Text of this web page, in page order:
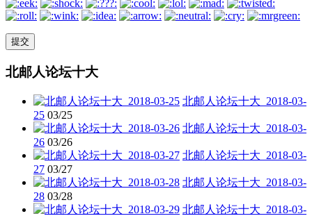
北邮人论坛十大
北邮人论坛十大_2018-03-
25 03/25
北邮人论坛十大_2018-03-
26 03/26
北邮人论坛十大_2018-03-
27 03/27
北邮人论坛十大_2018-03-
28 03/28
北邮人论坛十大_2018-03-